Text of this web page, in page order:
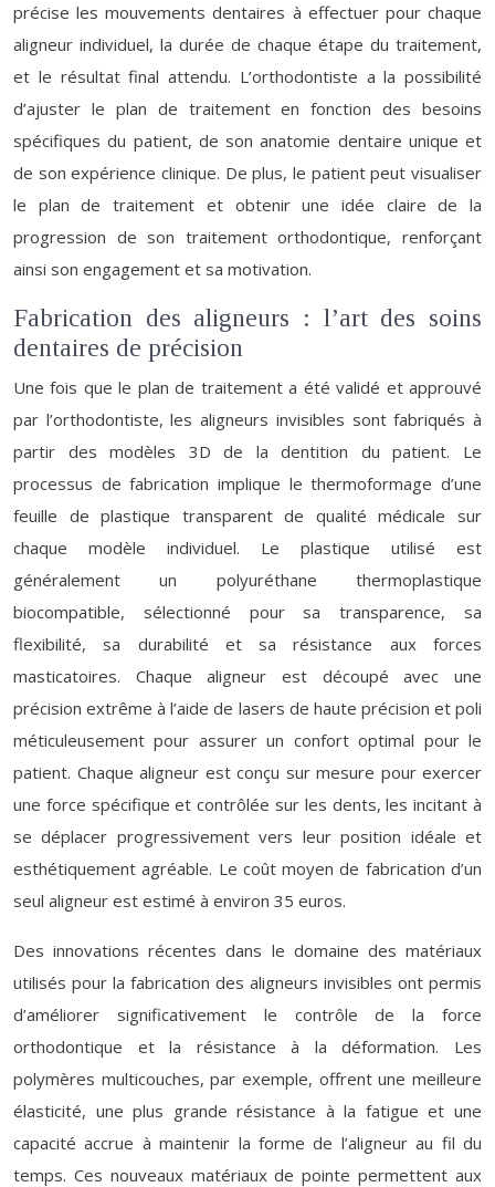
précise les mouvements dentaires à effectuer pour chaque
aligneur individuel, la durée de chaque étape du traitement,
et le résultat final attendu. L’orthodontiste a la possibilité
d’ajuster le plan de traitement en fonction des besoins
spécifiques du patient, de son anatomie dentaire unique et
de son expérience clinique. De plus, le patient peut visualiser
le plan de traitement et obtenir une idée claire de la
progression de son traitement orthodontique, renforçant
ainsi son engagement et sa motivation.
Fabrication des aligneurs : l’art des soins
dentaires de précision
Une fois que le plan de traitement a été validé et approuvé
par l’orthodontiste, les aligneurs invisibles sont fabriqués à
partir des modèles 3D de la dentition du patient. Le
processus de fabrication implique le thermoformage d’une
feuille de plastique transparent de qualité médicale sur
chaque modèle individuel. Le plastique utilisé est
généralement un polyuréthane thermoplastique
biocompatible, sélectionné pour sa transparence, sa
flexibilité, sa durabilité et sa résistance aux forces
masticatoires. Chaque aligneur est découpé avec une
précision extrême à l’aide de lasers de haute précision et poli
méticuleusement pour assurer un confort optimal pour le
patient. Chaque aligneur est conçu sur mesure pour exercer
une force spécifique et contrôlée sur les dents, les incitant à
se déplacer progressivement vers leur position idéale et
esthétiquement agréable. Le coût moyen de fabrication d’un
seul aligneur est estimé à environ 35 euros.
Des innovations récentes dans le domaine des matériaux
utilisés pour la fabrication des aligneurs invisibles ont permis
d’améliorer significativement le contrôle de la force
orthodontique et la résistance à la déformation. Les
polymères multicouches, par exemple, offrent une meilleure
élasticité, une plus grande résistance à la fatigue et une
capacité accrue à maintenir la forme de l’aligneur au fil du
temps. Ces nouveaux matériaux de pointe permettent aux